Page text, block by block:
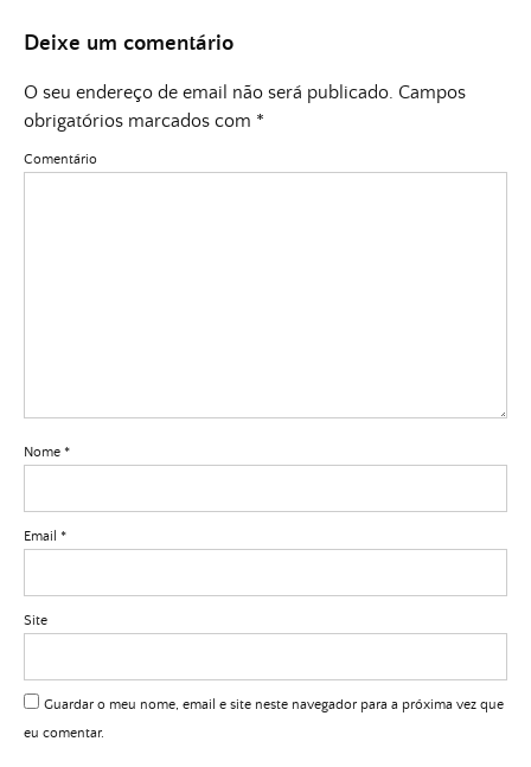
Deixe um comentário
O seu endereço de email não será publicado. Campos
obrigatórios marcados com *
Comentário
Nome *
Email *
Site
Guardar o meu nome, email e site neste navegador para a próxima vez que
eu comentar.